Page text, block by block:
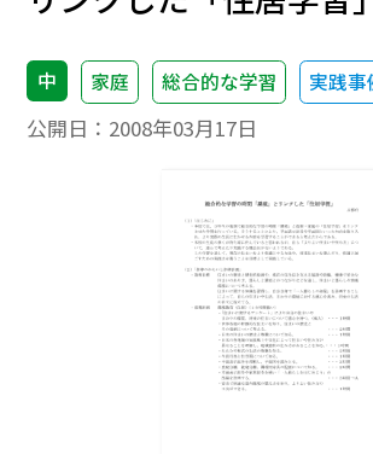
中 家庭 総合的な学習 実践事
公開日： 2008年03月17日